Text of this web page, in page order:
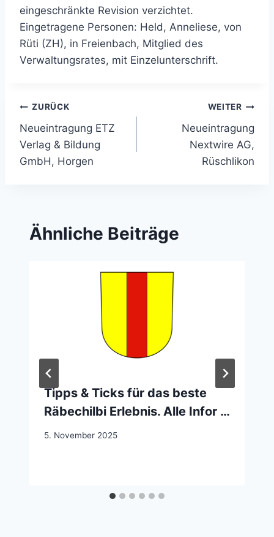
eingeschränkte Revision verzichtet.
Eingetragene Personen: Held, Anneliese, von
Rüti (ZH), in Freienbach, Mitglied des
Verwaltungsrates, mit Einzelunterschrift.
Beitragsnavigation
ZURÜCK
Neueintragung ETZ
Verlag & Bildung
GmbH, Horgen
WEITER
Neueintragung
Nextwire AG,
Rüschlikon
Ähnliche Beiträge
Tipps & Ticks für das beste
Räbechilbi Erlebnis. Alle Infor …
5. November 2025